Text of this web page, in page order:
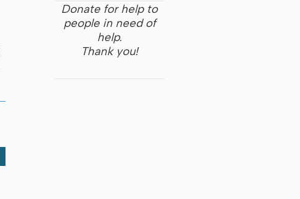
Donate for help to
people in need of
help.
Thank you!